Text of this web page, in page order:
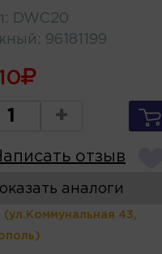
:
DWC20
: 96181199
+
отзыв
аналоги
(ул.Коммунальная 43,